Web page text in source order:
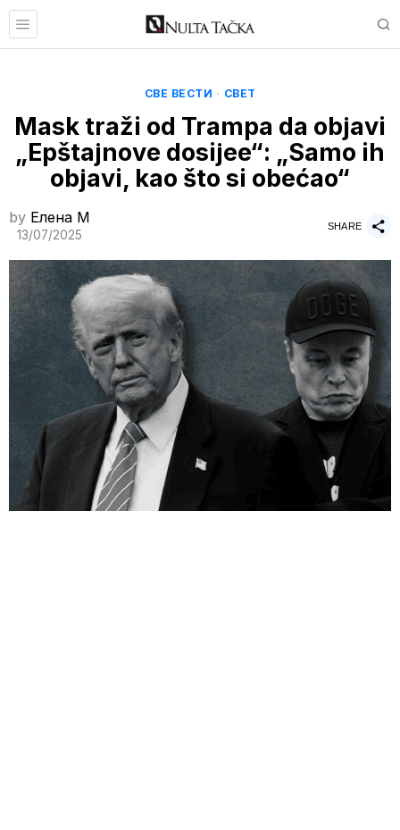
СВЕ ВЕСТИ · СВЕТ
Mask traži od Trampa da objavi
„Epštajnove dosijee“: „Samo ih
objavi, kao što si obećao“
by Елена M
13/07/2025
SHARE